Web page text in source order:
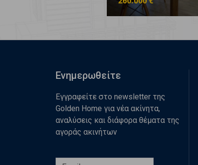
Ενημερωθείτε
Εγγραφείτε στο newsletter της
Golden Home για νέα ακίνητα,
αναλύσεις και διάφορα θέματα της
αγοράς ακινήτων